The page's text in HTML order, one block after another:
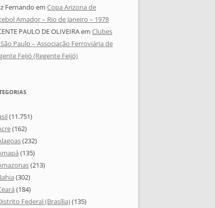
Fernando em Copa Arizona de
Amador – Rio de Janeiro – 1978
PAULO DE OLIVEIRAem Clubes
Paulo – Associação Ferroviária de
Feijó (Regente Feijó)
(11.751)
(162)
(232)
(135)
(213)
(302)
(184)
Federal (Brasília)(135)